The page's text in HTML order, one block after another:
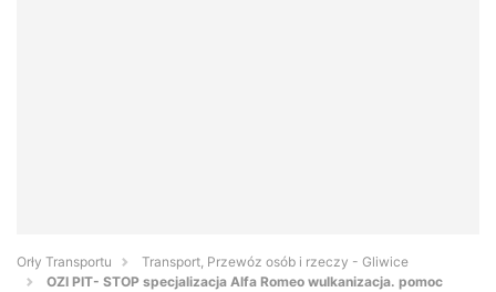
Orły Transportu
Transport, Przewóz osób i rzeczy - Gliwice
OZI PIT- STOP specjalizacja Alfa Romeo wulkanizacja. pomoc